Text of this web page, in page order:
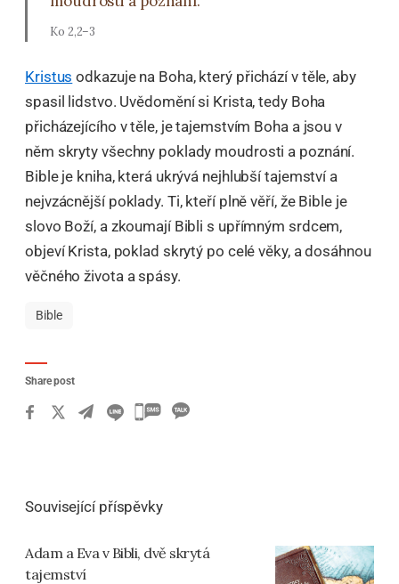
Ko 2,2–3
Kristus odkazuje na Boha, který přichází v těle, aby
spasil lidstvo. Uvědomění si Krista, tedy Boha
přicházejícího v těle, je tajemstvím Boha a jsou v
něm skryty všechny poklady moudrosti a poznání.
Bible je kniha, která ukrývá nejhlubší tajemství a
nejvzácnější poklady. Ti, kteří plně věří, že Bible je
slovo Boží, a zkoumají Bibli s upřímným srdcem,
objeví Krista, poklad skrytý po celé věky, a dosáhnou
věčného života a spásy.
Bible
Share post
카
하
Související příspěvky
Adam a Eva v Bibli, dvě skrytá
tajemství